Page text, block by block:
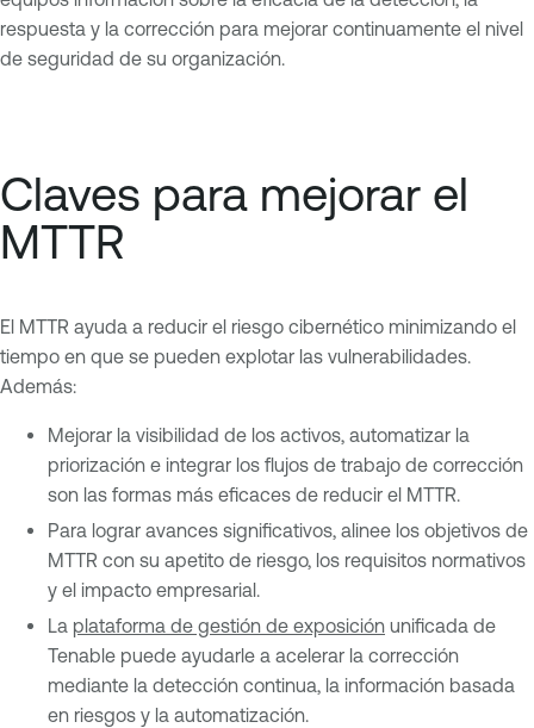
respuesta y la corrección para mejorar continuamente el nivel
de seguridad de su organización.
Claves para mejorar el
MTTR
El MTTR ayuda a reducir el riesgo cibernético minimizando el
tiempo en que se pueden explotar las vulnerabilidades.
Además:
Mejorar la visibilidad de los activos, automatizar la
priorización e integrar los flujos de trabajo de corrección
son las formas más eficaces de reducir el MTTR.
Para lograr avances significativos, alinee los objetivos de
MTTR con su apetito de riesgo, los requisitos normativos
y el impacto empresarial.
La plataforma de gestión de exposición unificada de
Tenable puede ayudarle a acelerar la corrección
mediante la detección continua, la información basada
en riesgos y la automatización.